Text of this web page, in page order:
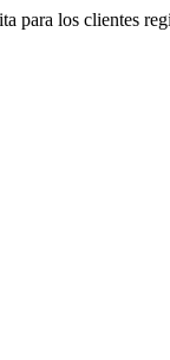
para los clientes